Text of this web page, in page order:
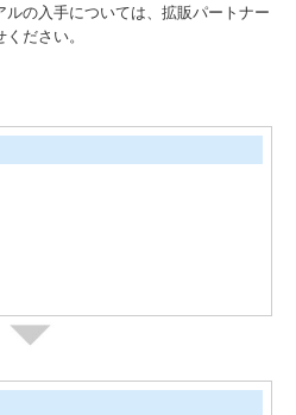
の入手については、拡販パートナー
ださい。